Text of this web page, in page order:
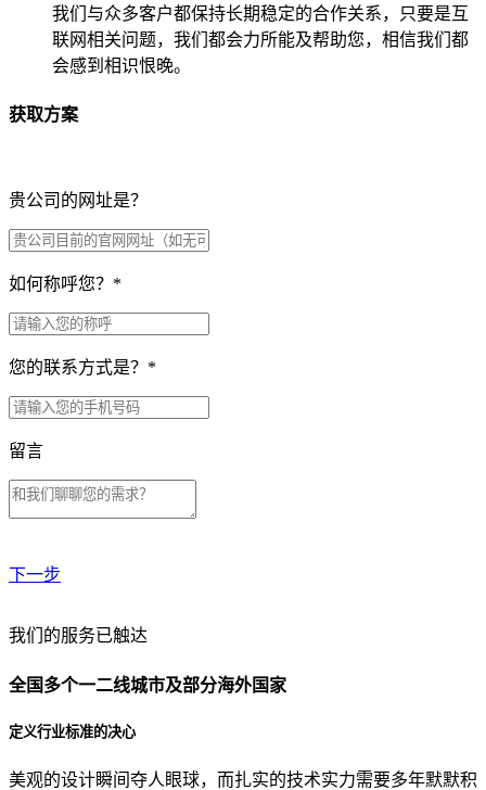
我们与众多客户都保持长期稳定的合作关系，只要是互
联网相关问题，我们都会力所能及帮助您，相信我们都
会感到相识恨晚。
获取方案
贵公司的网址是？
如何称呼您？ *
您的联系方式是？ *
留言
下一步
贵公司预算范围是？
贵公司的团队规模是？
我们的服务已触达
全国多个一二线城市及部分海外国家
定义行业标准的决心
美观的设计瞬间夺人眼球，而扎实的技术实力需要多年默默积